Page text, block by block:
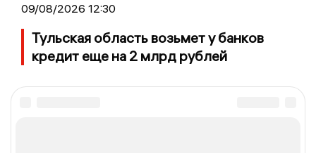
09/08/2026 12:30
Тульская область возьмет у банков
кредит еще на 2 млрд рублей